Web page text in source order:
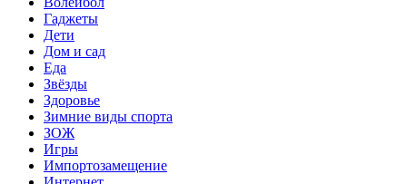
Гаджеты
Дети
Дом и сад
Еда
Звёзды
Здоровье
Зимние виды спорта
ЗОЖ
Игры
Импортозамещение